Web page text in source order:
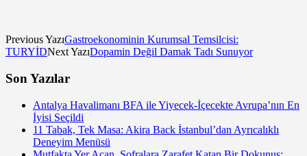
Previous YazıGastroekonominin Kurumsal Temsilcisi:
TURYİDNext YazıDopamin Değil Damak Tadı Sunuyor
Son Yazılar
Antalya Havalimanı BFA ile Yiyecek-İçecekte Avrupa’nın En
İyisi Seçildi
11 Tabak, Tek Masa: Akira Back İstanbul’dan Ayrıcalıklı
Deneyim Menüsü